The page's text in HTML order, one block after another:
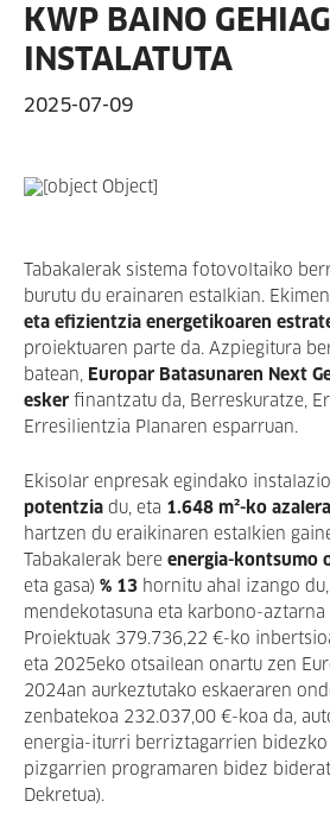
KWP BAINO
INSTALATUTA
2025-07-09
Tabakalerak sistema fotovoltaiko
burutu du erainaren estalkian.
eta efizientzia energetikoaren
proiektuaren parte da. Azpiegitura
batean, Europar Batasunaren Next
esker finantzatu da, Berreskuratze,
Erresilientzia Planaren esparruan.
Ekisolar enpresak egindako
potentzia du, eta 1.648 m²-ko azalera
hartzen du eraikinaren estalkien
Tabakalerak bere energia-kontsumo
eta gasa) % 13 hornitu ahal izango
mendekotasuna eta karbono-
Proiektuak 379.736,22 €-ko
eta 2025eko otsailean onartu zen
2024an aurkeztutako eskaeraren
zenbatekoa 232.037,00 €-koa da,
energia-iturri berriztagarrien
pizgarrien programaren bidez
Dekretua).